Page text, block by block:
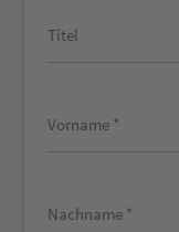
Titel
Vorname *
Nachname *